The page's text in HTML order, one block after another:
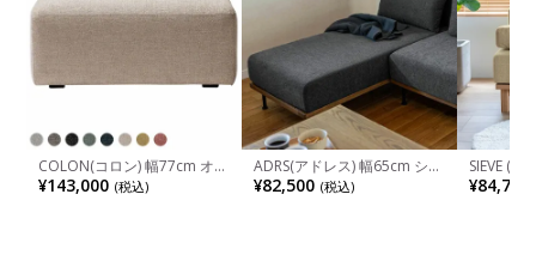
COLON(コロン) 幅77cm オッ
トマン 日本製 店舗 高品質 国
産ソファ 高機能
¥143,000 (税込)
ADRS(アドレス) 幅65cm シェ
ーズロングソファ モート ユ
ニットソファ ロング スチー
¥82,500 (税込)
SIEVE (
ファ 1人
ニット ユ
¥84,700